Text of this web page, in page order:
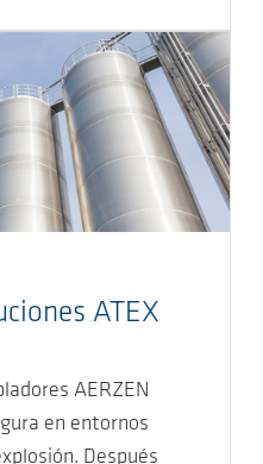
ATEX
AERZEN
en entornos
Después